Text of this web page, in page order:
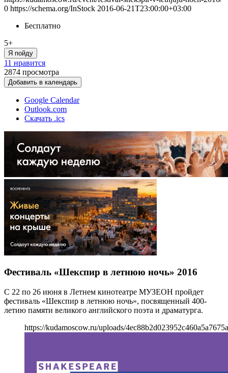
0 https://schema.org/InStock 2016-06-21T23:00:00+03:00
Бесплатно
5+
Я пойду
11 нравится
2874 просмотра
Добавить в календарь
Google Calendar
Outlook.com
Скачать .ics
Фестиваль «Шекспир в летнюю ночь» 2016
С 22 по 26 июня в Летнем кинотеатре МУЗЕОН пройдет
фестиваль «Шекспир в летнюю ночь», посвященный 400-
летию памяти великого английского поэта и драматурга.
https://kudamoscow.ru/uploads/